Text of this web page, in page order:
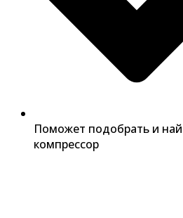
Поможет подобрать и
компрессор